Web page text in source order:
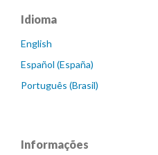
Idioma
English
Español (España)
Português (Brasil)
Informações